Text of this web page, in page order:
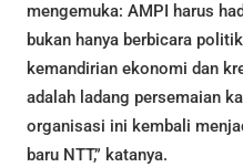
mengemuka: AMPI harus
bukan hanya berbicara
kemandirian ekonomi dan
adalah ladang persemaian
organisasi ini kembali
baru NTT,” katanya.